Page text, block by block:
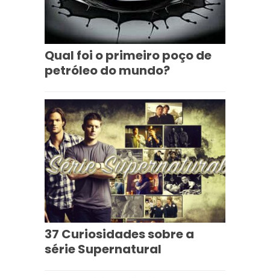
Qual foi o primeiro poço de
petróleo do mundo?
37 Curiosidades sobre a
série Supernatural